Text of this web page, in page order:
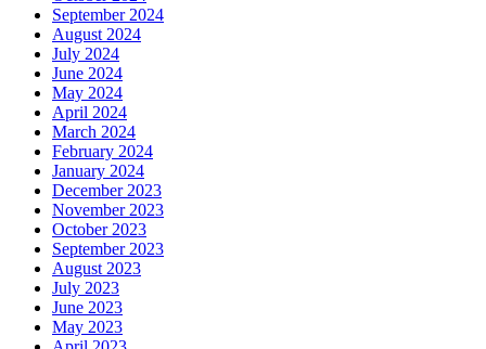
September 2024
August 2024
July 2024
June 2024
May 2024
April 2024
March 2024
February 2024
January 2024
December 2023
November 2023
October 2023
September 2023
August 2023
July 2023
June 2023
May 2023